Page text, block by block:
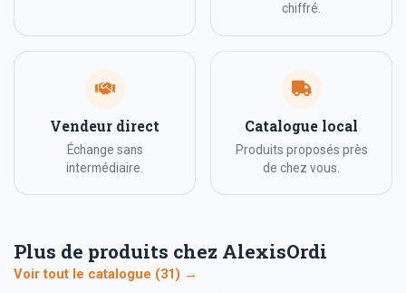
chiffré.
Vendeur direct
Échange sans
intermédiaire.
Catalogue local
Produits proposés près
de chez vous.
Plus de produits chez AlexisOrdi
Voir tout le catalogue (31) →